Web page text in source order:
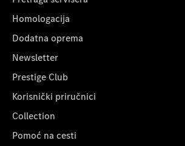
Homologacija
Dodatna oprema
Newsletter
Prestige Club
Korisnički priručnici
Collection
Pomoć na cesti